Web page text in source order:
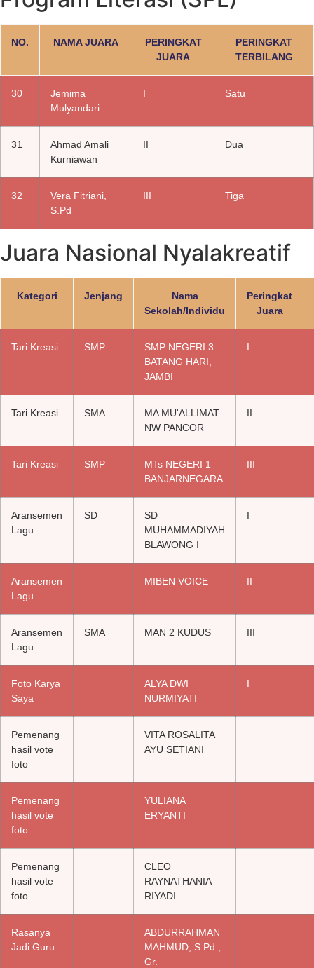
NO. NAMA JUARA
PERINGKAT
JUARA
PERINGKAT
TERBILANG
30
Jemima
Mulyandari
I Satu
31
Ahmad Amali
Kurniawan
II Dua
32
Vera Fitriani,
S.Pd
III Tiga
Juara Nasional Nyalakreatif
Kategori Jenjang
Nama
Sekolah/Individu
Peringkat
Juara
Tari Kreasi SMP
SMP NEGERI 3
BATANG HARI,
JAMBI
I
Tari Kreasi SMA
MA MU'ALLIMAT
NW PANCOR
II
Tari Kreasi SMP
MTs NEGERI 1
BANJARNEGARA
III
Aransemen
Lagu
SD
SD
MUHAMMADIYAH
BLAWONG I
I
Aransemen
Lagu
MIBEN VOICE II
Aransemen
Lagu
SMA MAN 2 KUDUS III
Foto Karya
Saya
ALYA DWI
NURMIYATI
I
Pemenang
hasil vote
foto
VITA ROSALITA
AYU SETIANI
Pemenang
hasil vote
foto
YULIANA
ERYANTI
Pemenang
hasil vote
foto
CLEO
RAYNATHANIA
RIYADI
Rasanya
Jadi Guru
ABDURRAHMAN
MAHMUD, S.Pd.,
Gr.